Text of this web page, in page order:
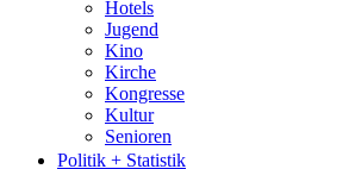
Hotels
Jugend
Kino
Kirche
Kongresse
Kultur
Senioren
Stadtführer
Politik + Statistik